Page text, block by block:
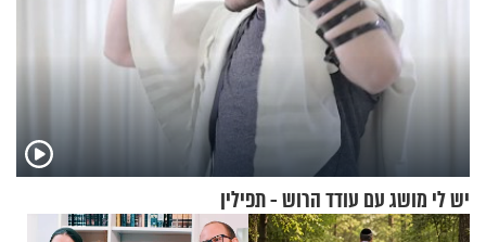
יש לי מושג עם עודד הרוש - תפילין